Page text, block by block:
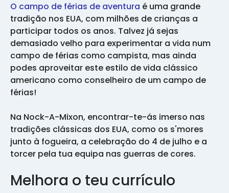
O campo de férias de aventura é uma grande
tradição nos EUA, com milhões de crianças a
participar todos os anos. Talvez já sejas
demasiado velho para experimentar a vida num
campo de férias como campista, mas ainda
podes aproveitar este estilo de vida clássico
americano como conselheiro de um campo de
férias!
Na Nock-A-Mixon, encontrar-te-ás imerso nas
tradições clássicas dos EUA, como os s'mores
junto à fogueira, a celebração do 4 de julho e a
torcer pela tua equipa nas guerras de cores.
Melhora o teu currículo